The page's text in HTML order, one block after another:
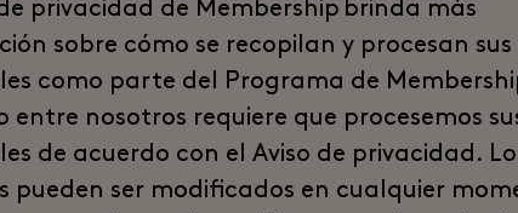
de privacidad de Membership brinda más
sobre cómo se recopilan y procesan
como parte del Programa de
entre nosotros requiere que procesemos
de acuerdo con el Aviso de privacidad.
pueden ser modificados en cualquier